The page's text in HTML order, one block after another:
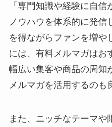
「専門知識や経験に自
ノウハウを体系的に発信
を得ながらファンを増や
には、有料メルマガはお
幅広い集客や商品の周知
メルマガを活用するのも
また、ニッチなテーマや